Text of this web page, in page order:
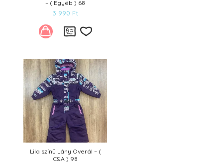
– ( Egyéb ) 68
3 990 Ft
Kívánságlistára
Lila színű Lány Overál – (
C&A ) 98